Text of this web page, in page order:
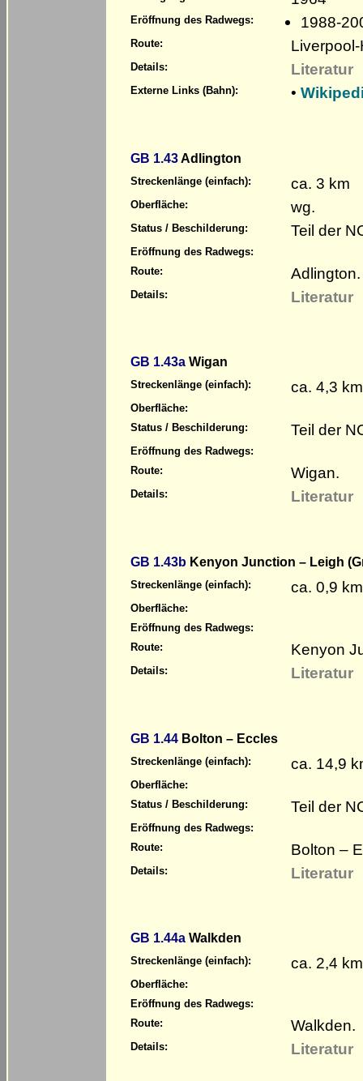
Eröffnung des Radwegs: 1988-
Route:
Details: Literatur
Externe Links (Bahn): •
GB 1.43Adlington
Streckenlänge (einfach): ca. 3 km
Oberfläche: wg.
Status / Beschilderung: Teil der
Eröffnung des Radwegs:
Route:
Adlington.
Details: Literatur
GB 1.43a Wigan
Streckenlänge (einfach): ca. 4,3 km
Oberfläche:
Status / Beschilderung:
Teil der
Eröffnung des Radwegs:
Route:
Wigan.
Details: Literatur
GB 1.43b Kenyon Junction – Leigh
Streckenlänge (einfach): ca. 0,9 km
Oberfläche:
Eröffnung des Radwegs:
Route:
Kenyon
Details: Literatur
GB 1.44 Bolton – Eccles
Streckenlänge (einfach): ca. 14,9
Oberfläche:
Status / Beschilderung:
Teil der
Eröffnung des Radwegs:
Route:
Bolton –
Details: Literatur
GB 1.44a Walkden
Streckenlänge (einfach): ca. 2,4 km
Oberfläche:
Eröffnung des Radwegs:
Route:
Walkden.
Details: Literatur